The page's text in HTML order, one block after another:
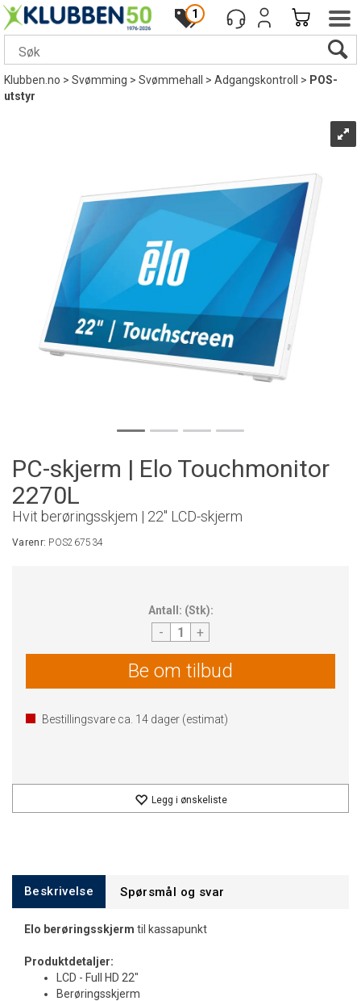
1
Klubben.no>Svømming>Svømmehall >Adgangskontroll > POS-
utstyr
PC-skjerm | Elo Touchmonitor
2270L
Hvit berøringsskjem | 22" LCD-skjerm
Varenr: POS267534
Antall: (Stk):
- +
Be om tilbud
Bestillingsvare ca. 14 dager (estimat)
Legg i ønskeliste
Beskrivelse Spørsmål og svar
Elo berøringsskjerm til kassapunkt
Produktdetaljer:
LCD - Full HD 22"
Berøringsskjerm